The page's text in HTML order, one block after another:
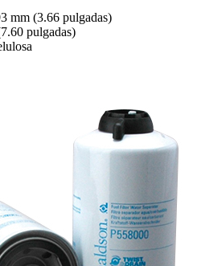
mm (3.66 pulgadas)
pulgadas)